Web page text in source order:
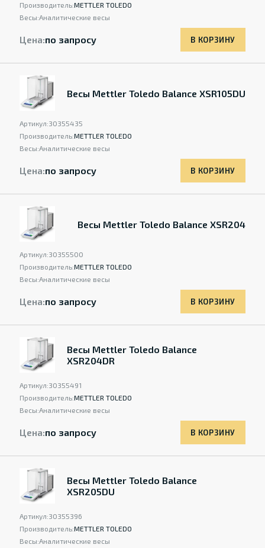
Производитель:METTLER TOLEDO
Весы:Аналитические весы
Цена:по запросу В КОРЗИНУ
Весы Mettler Toledo Balance XSR105DU
Артикул:30355435
Производитель:METTLER TOLEDO
Весы:Аналитические весы
Цена:по запросу В КОРЗИНУ
Весы Mettler Toledo Balance XSR204
Артикул:30355500
Производитель:METTLER TOLEDO
Весы:Аналитические весы
Цена:по запросу В КОРЗИНУ
Весы Mettler Toledo Balance
XSR204DR
Артикул:30355491
Производитель:METTLER TOLEDO
Весы:Аналитические весы
Цена:по запросу В КОРЗИНУ
Весы Mettler Toledo Balance
XSR205DU
Артикул:30355396
Производитель:METTLER TOLEDO
Весы:Аналитические весы